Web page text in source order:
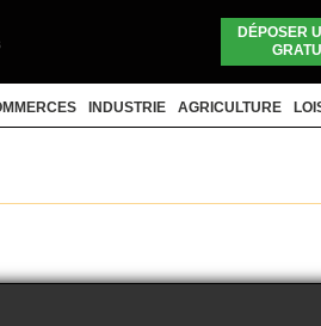
DÉPOSER
INDUSTRIE AGRICULTURE